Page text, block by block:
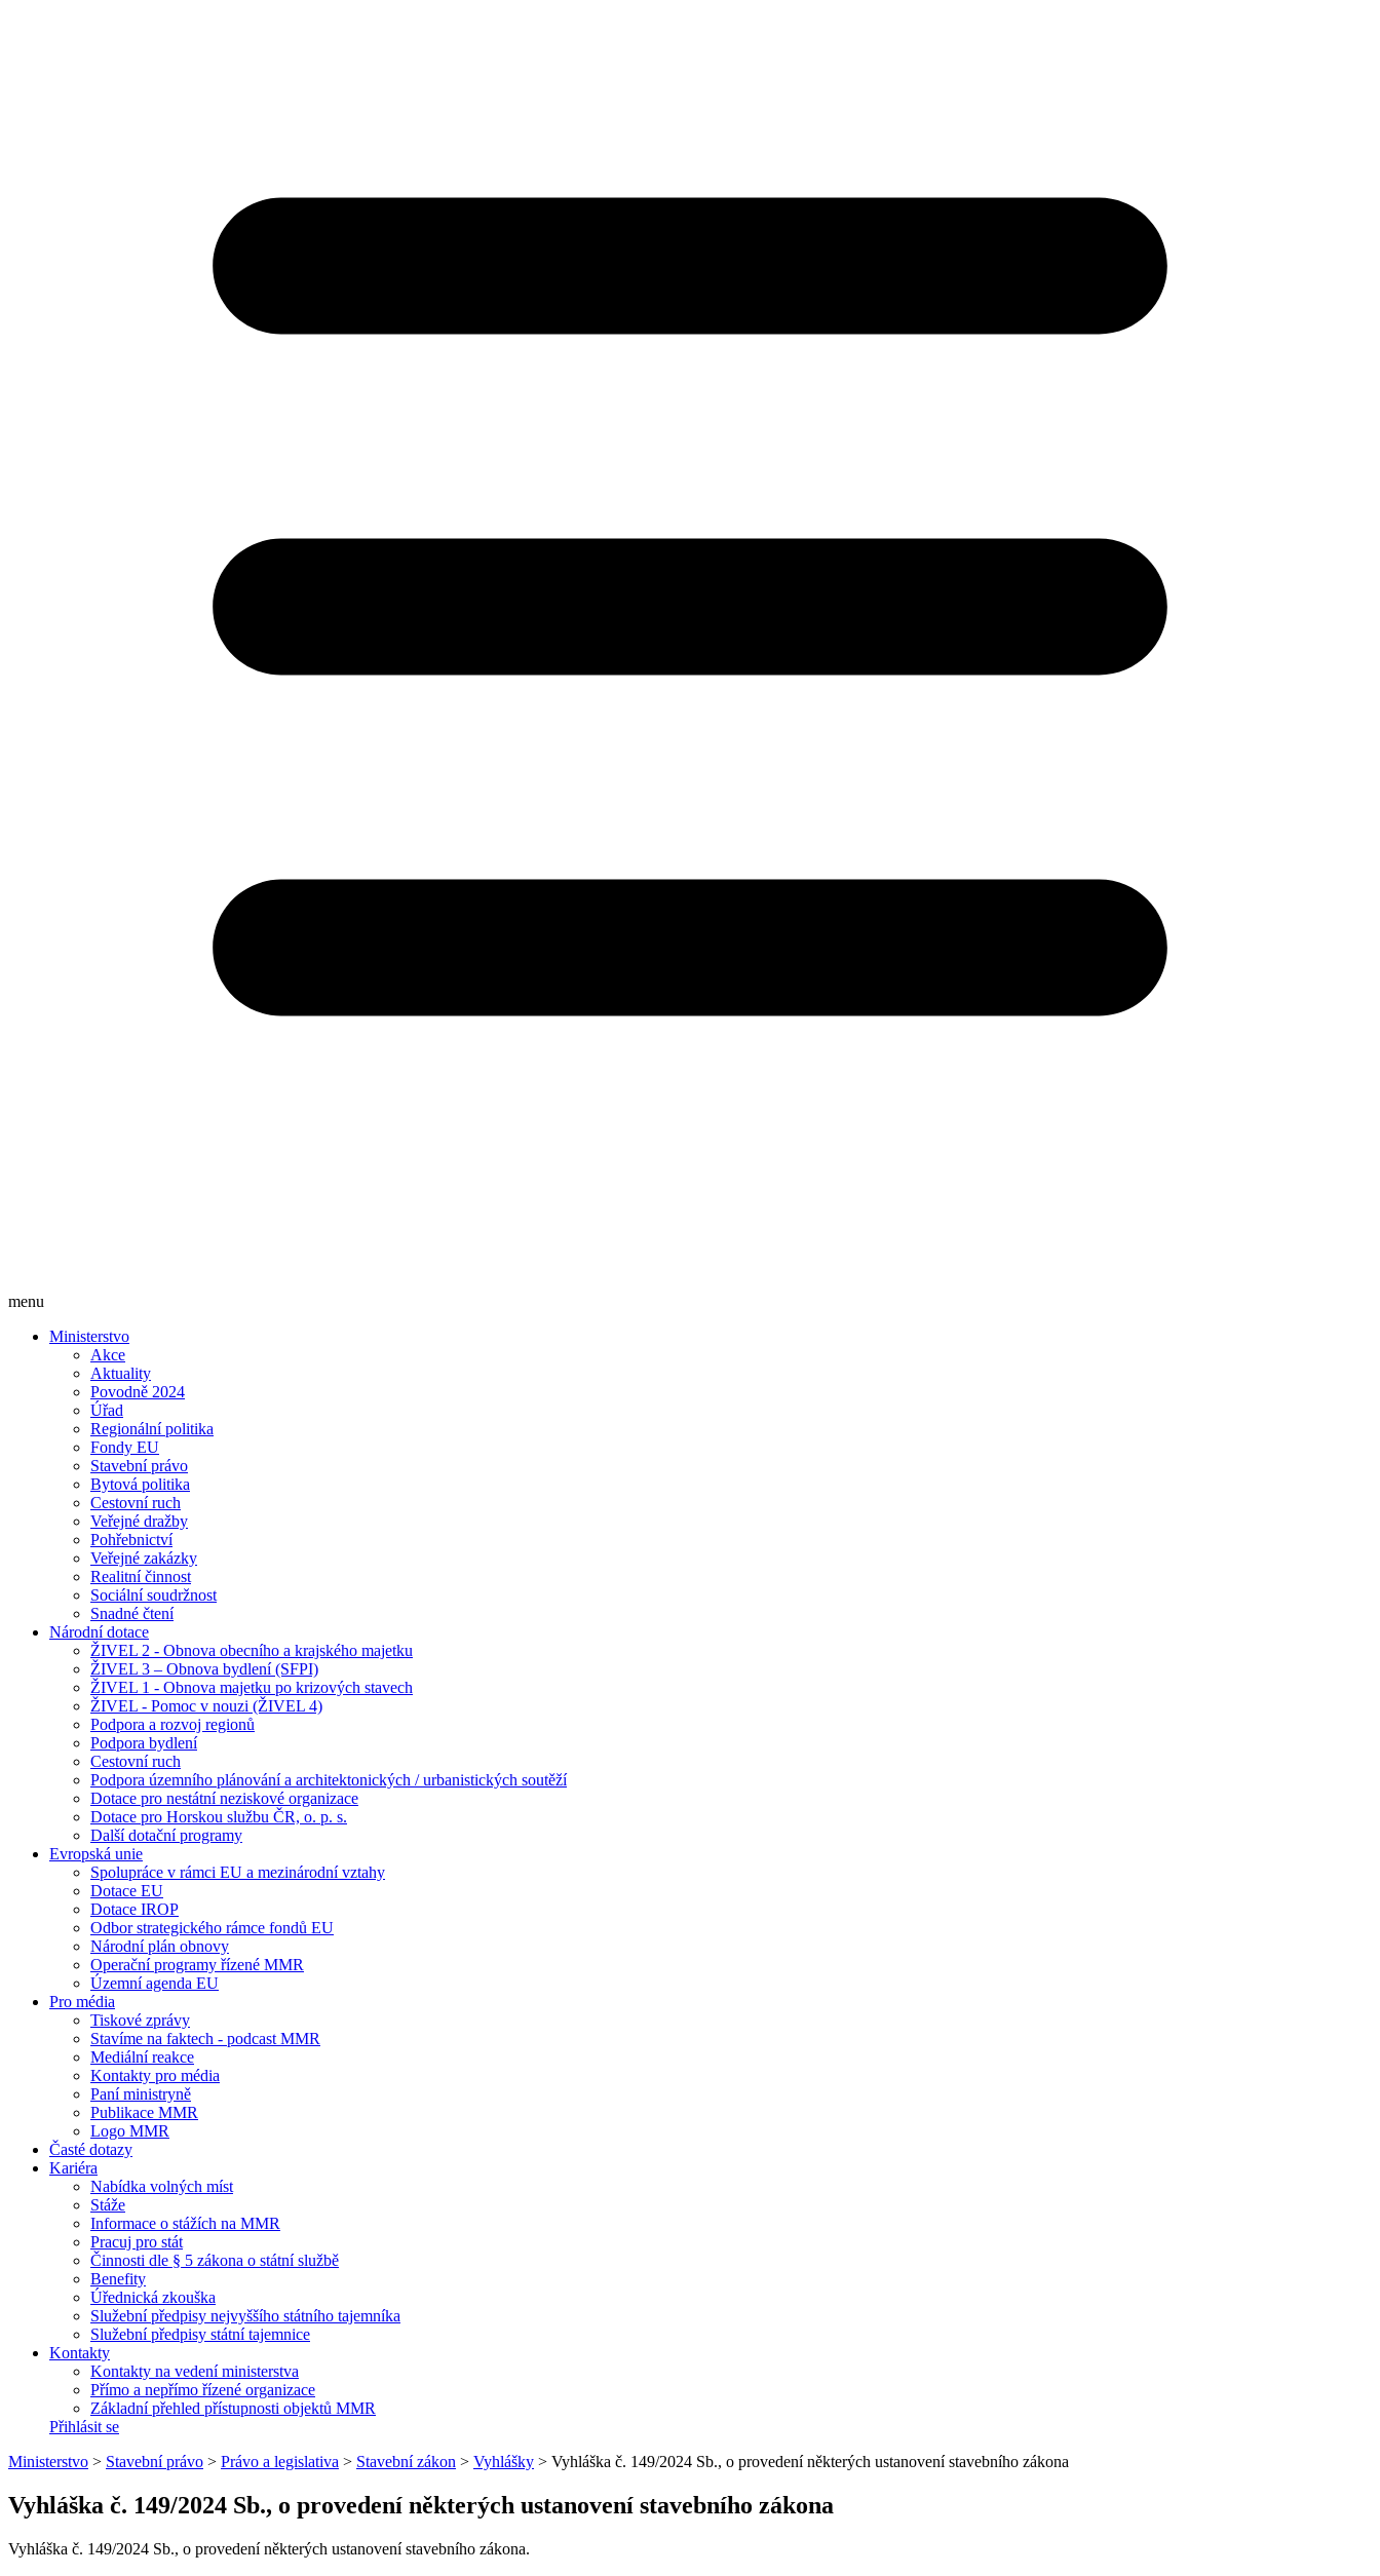
menu
Ministerstvo
Akce
Aktuality
Povodně 2024
Úřad
Regionální politika
Fondy EU
Stavební právo
Bytová politika
Cestovní ruch
Veřejné dražby
Pohřebnictví
Veřejné zakázky
Realitní činnost
Sociální soudržnost
Snadné čtení
Národní dotace
ŽIVEL 2 - Obnova obecního a krajského majetku
ŽIVEL 3 – Obnova bydlení (SFPI)
ŽIVEL 1 - Obnova majetku po krizových stavech
ŽIVEL - Pomoc v nouzi (ŽIVEL 4)
Podpora a rozvoj regionů
Podpora bydlení
Cestovní ruch
Podpora územního plánování a architektonických / urbanistických soutěží
Dotace pro nestátní neziskové organizace
Dotace pro Horskou službu ČR, o. p. s.
Další dotační programy
Evropská unie
Spolupráce v rámci EU a mezinárodní vztahy
Dotace EU
Dotace IROP
Odbor strategického rámce fondů EU
Národní plán obnovy
Operační programy řízené MMR
Územní agenda EU
Pro média
Tiskové zprávy
Stavíme na faktech - podcast MMR
Mediální reakce
Kontakty pro média
Paní ministryně
Publikace MMR
Logo MMR
Časté dotazy
Kariéra
Nabídka volných míst
Stáže
Informace o stážích na MMR
Pracuj pro stát
Činnosti dle § 5 zákona o státní službě
Benefity
Úřednická zkouška
Služební předpisy nejvyššího státního tajemníka
Služební předpisy státní tajemnice
Kontakty
Kontakty na vedení ministerstva
Přímo a nepřímo řízené organizace
Základní přehled přístupnosti objektů MMR
Přihlásit se
Ministerstvo > Stavební právo > Právo a legislativa > Stavební zákon > Vyhlášky > Vyhláška č. 149/2024 Sb., o provedení některých ustanovení stavebního zákona
Vyhláška č. 149/2024 Sb., o provedení některých ustanovení stavebního zákona
Vyhláška č. 149/2024 Sb., o provedení některých ustanovení stavebního zákona.